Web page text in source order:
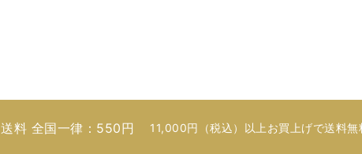
送料 全国一律：550円 11,000円（税込）以上お買上げで送料無